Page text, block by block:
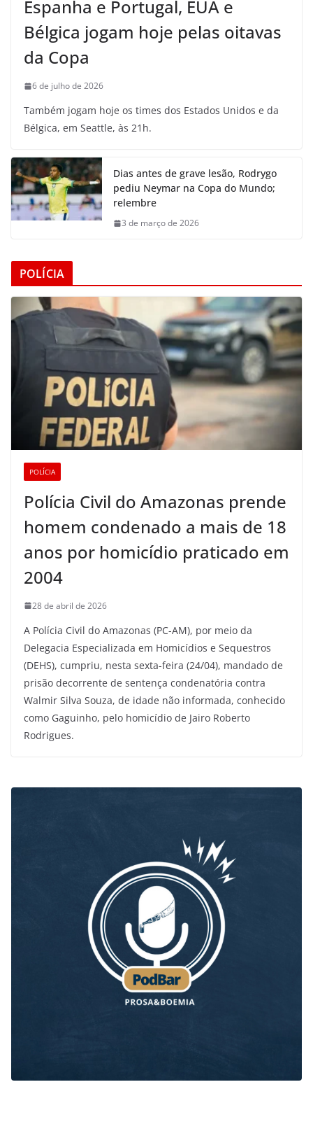
Espanha e Portugal, EUA e
Bélgica jogam hoje pelas oitavas
da Copa
6 de julho de 2026
Também jogam hoje os times dos Estados Unidos e da
Bélgica, em Seattle, às 21h.
Dias antes de grave lesão, Rodrygo
pediu Neymar na Copa do Mundo;
relembre
3 de março de 2026
POLÍCIA
POLÍCIA
Polícia Civil do Amazonas prende
homem condenado a mais de 18
anos por homicídio praticado em
2004
28 de abril de 2026
A Polícia Civil do Amazonas (PC-AM), por meio da
Delegacia Especializada em Homicídios e Sequestros
(DEHS), cumpriu, nesta sexta-feira (24/04), mandado de
prisão decorrente de sentença condenatória contra
Walmir Silva Souza, de idade não informada, conhecido
como Gaguinho, pelo homicídio de Jairo Roberto
Rodrigues.